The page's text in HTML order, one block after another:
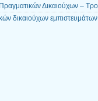
Δικαιούχων –
δικαιούχων